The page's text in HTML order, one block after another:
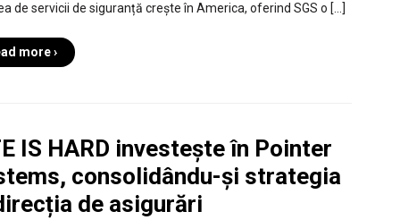
de servicii de siguranță crește în America, oferind SGS o […]
more ›
IS HARD investește în Pointer
consolidându-și strategia
de asigurări